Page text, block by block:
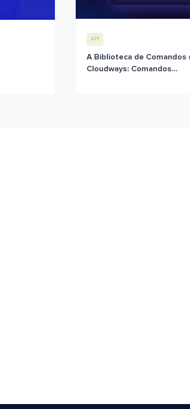
API
A Biblioteca de Comandos
Cloudways: Comandos...